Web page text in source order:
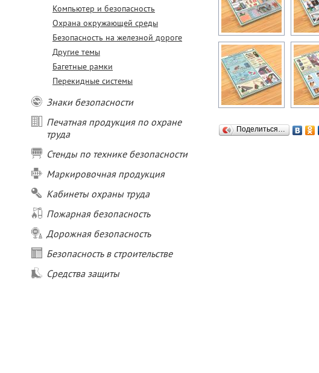
Компьютер и безопасность
Охрана окружающей среды
Безопасность на железной дороге
Другие темы
Багетные рамки
Перекидные системы
Знаки безопасности
Печатная продукция по охране
труда
Стенды по технике безопасности
Маркировочная продукция
Кабинеты охраны труда
Пожарная безопасность
Дорожная безопасность
Безопасность в строительстве
Средства защиты
Поделиться…